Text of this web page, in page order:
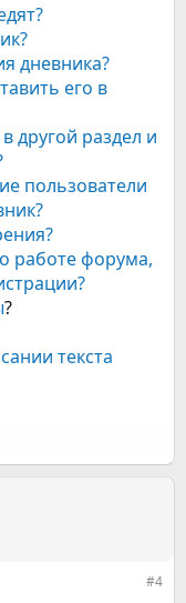
дневника?
его в
другой раздел и
пользователи
работе форума,
?
текста
#4